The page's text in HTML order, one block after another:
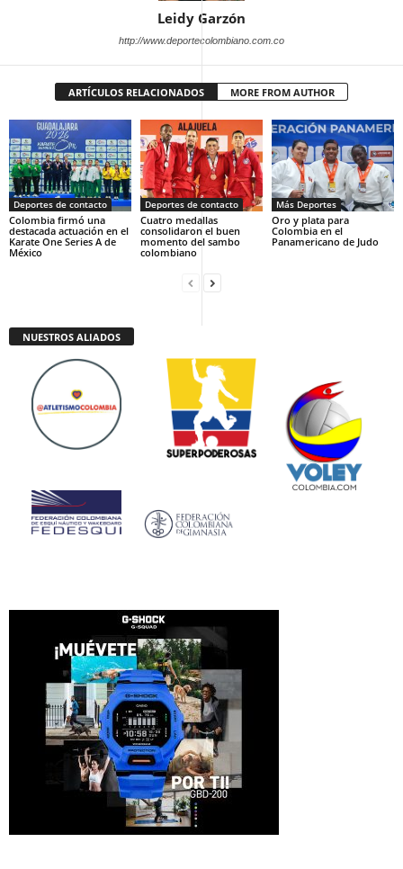
Leidy Garzón
http://www.deportecolombiano.com.co
ARTÍCULOS RELACIONADOS MORE FROM AUTHOR
Deportes de contacto
Colombia firmó una
destacada actuación en el
Karate One Series A de
México
Deportes de contacto
Cuatro medallas
consolidaron el buen
momento del sambo
colombiano
Más Deportes
Oro y plata para
Colombia en el
Panamericano de Judo
NUESTROS ALIADOS